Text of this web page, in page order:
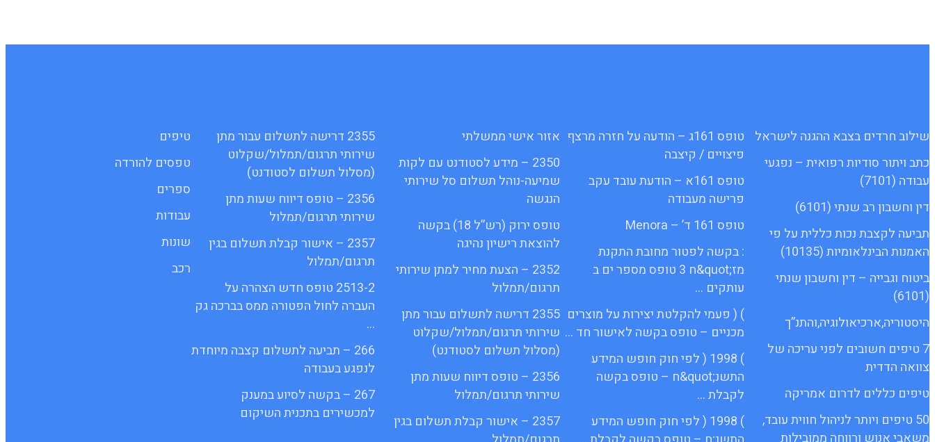
שילוב חרדים בצבא ההגנה לישראל
כתב ויתור סודיות רפואית – נפגעי
עבודה (7101)
דין וחשבון רב שנתי (6101)
תביעה לקצבת נכות כללית על פי
האמנות הבינלאומיות (10135)
ביטוח וגבייה – דין וחשבון שנתי
(6101)
היסטוריה,ארכיאולוגיה,והתנ”ך
7 טיפים חשובים לפני עריכה של
צוואה הדדית
טיפים כללים לדרום אמריקה
50 טיפים ויותר לניהול חווית עובד,
משאבי אנוש ורווחה ממובילות
טופס 161ג – הודעה על חזרה מרצף
פיצויים / קיצבה
טופס 161א – הודעת עובד עקב
פרישה מעבודה
טופס 161 ד’ – Menora
: בקשה לפטור מחובת התקנת
מז;quot&ח 3 טופס מספר ים ב
עותקים …
) ( פעמי להקלטת יצירות על מוצרים
מכניים – טופס בקשה לאישור חד …
) 1998 ( לפי חוק חופש המידע
התשנ;quot&ח – טופס בקשה
לקבלת …
) 1998 ( לפי חוק חופש המידע
אזור אישי ממשלתי
2350 – מידע לסטודנט עם לקות
שמיעה-נוהל תשלום סל שירותי
הנגשה
טופס ירוק (רש”ל 18) בקשה
להוצאת רישיון נהיגה
2352 – הצעת מחיר למתן שירותי
תרגום/תמלול
2355 דרישה לתשלום עבור מתן
שירותי תרגום/תמלול/שקלוט
(מסלול תשלום לסטודנט)
2356 – טופס דיווח שעות מתן
שירותי תרגום/תמלול
2357 – אישור קבלת תשלום בגין
2355 דרישה לתשלום עבור מתן
שירותי תרגום/תמלול/שקלוט
(מסלול תשלום לסטודנט)
2356 – טופס דיווח שעות מתן
שירותי תרגום/תמלול
2357 – אישור קבלת תשלום בגין
תרגום/תמלול
2513-2 טופס חדש הצהרה על
העברה לחול הפטורה ממס בברכה גק
…
266 – תביעה לתשלום קצבה מיוחדת
לנפגע בעבודה
267 – בקשה לסיוע במענק
למכשירים בתכנית השיקום
טיפים
טפסים להורדה
ספרים
עבודות
שונות
רכב